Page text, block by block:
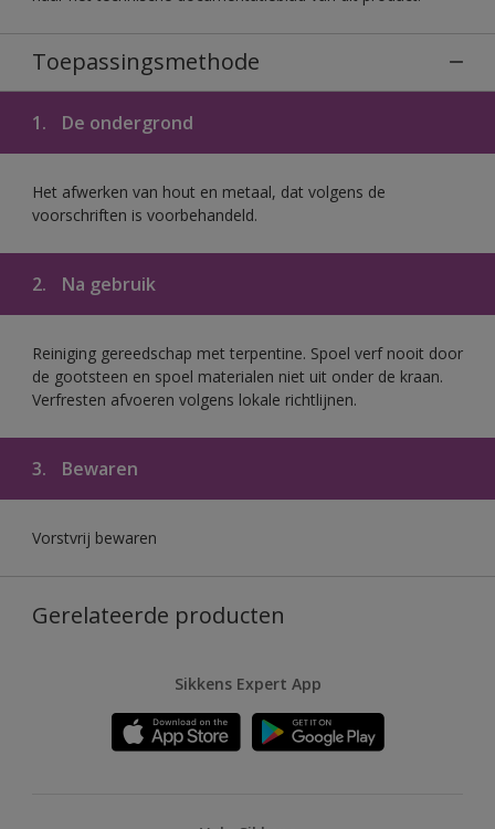
Toepassingsmethode
1. De ondergrond
Het afwerken van hout en metaal, dat volgens de
voorschriften is voorbehandeld.
2. Na gebruik
Reiniging gereedschap met terpentine. Spoel verf nooit door
de gootsteen en spoel materialen niet uit onder de kraan.
Verfresten afvoeren volgens lokale richtlijnen.
3. Bewaren
Vorstvrij bewaren
Gerelateerde producten
Sikkens Expert App